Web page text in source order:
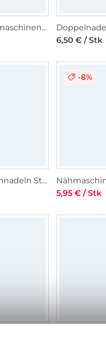
Schmetz Nähmaschinennadel 130/705 H-S, Stretch 75
6,50 € / Stk
Nähmaschinennadeln Stretch 130/705, Stretch H-S
-8%
5,95 € / Stk